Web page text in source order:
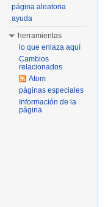
página aleatoria
ayuda
herramientas
lo que enlaza aquí
Cambios
relacionados
Atom
páginas especiales
Información de la
página